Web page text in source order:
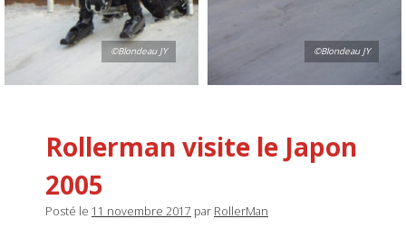
©Blondeau JY ©Blondeau JY
Rollerman visite le Japon
2005
Posté le 11 novembre 2017 par RollerMan